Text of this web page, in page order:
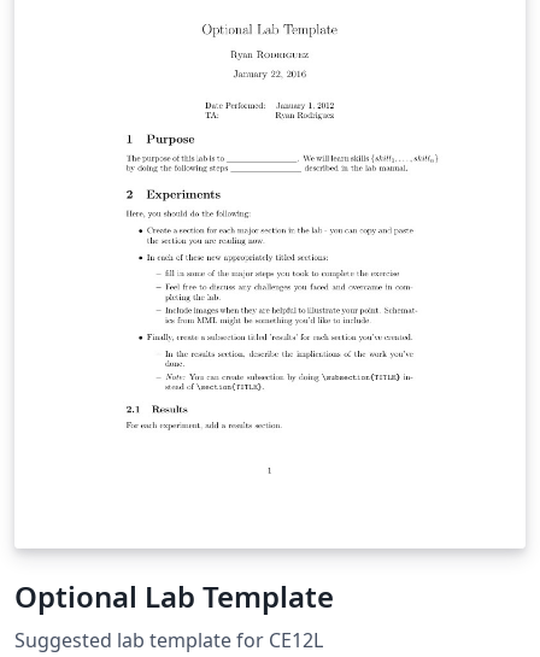
Optional Lab Template
Suggested lab template for CE12L